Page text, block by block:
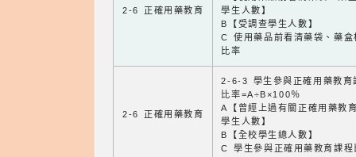
2-6 正確用藥教育
學生人數】
B【受調查學生人數】
C 使用藥品前看清藥袋、藥盒
比率
2-6 正確用藥教育
2-6-3 學生參與正確用藥教育
比率=A÷B×100％
A【曾經上過有關正確用藥教
學生人數】
B【全校學生總人數】
C 學生參與正確用藥教育課程